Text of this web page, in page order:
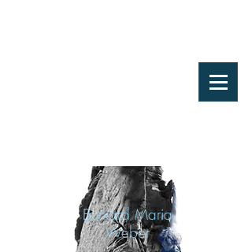
Burkard Maria
Weber